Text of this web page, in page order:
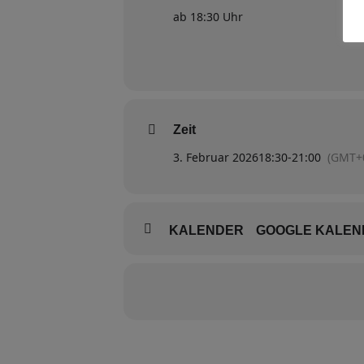
ab 18:30 Uhr
Zeit
3. Februar 202618:30-21:00
KALENDER GOOGLE